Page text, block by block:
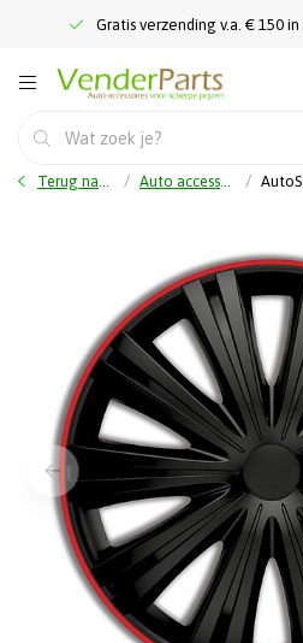
Gratis verzending v.a. € 150
Terug naar home Auto accessoires